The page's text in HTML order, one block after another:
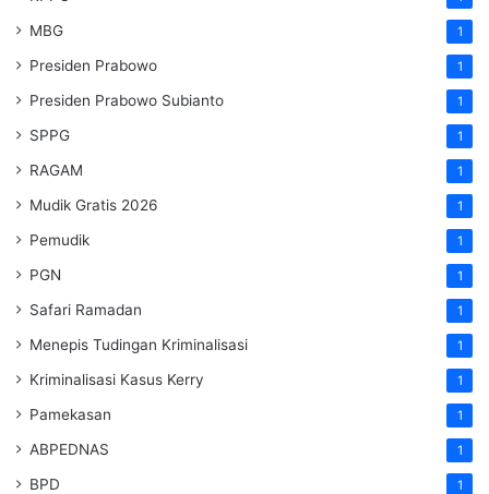
MBG 1
Presiden Prabowo 1
Presiden Prabowo Subianto 1
SPPG 1
RAGAM 1
Mudik Gratis 2026 1
Pemudik 1
PGN 1
Safari Ramadan 1
Menepis Tudingan Kriminalisasi 1
Kriminalisasi Kasus Kerry 1
Pamekasan 1
ABPEDNAS 1
BPD 1